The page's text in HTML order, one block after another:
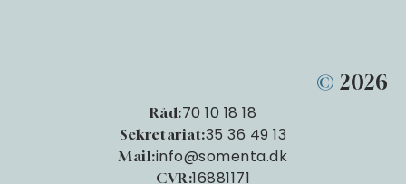
© 2026
Råd:70 10 18 18
Sekretariat:35 36 49 13
Mail:info@somenta.dk
CVR:16881171